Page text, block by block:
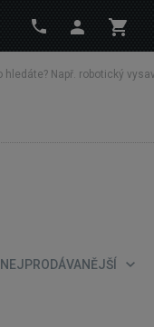
NEJPRODÁVANĚJŠÍ